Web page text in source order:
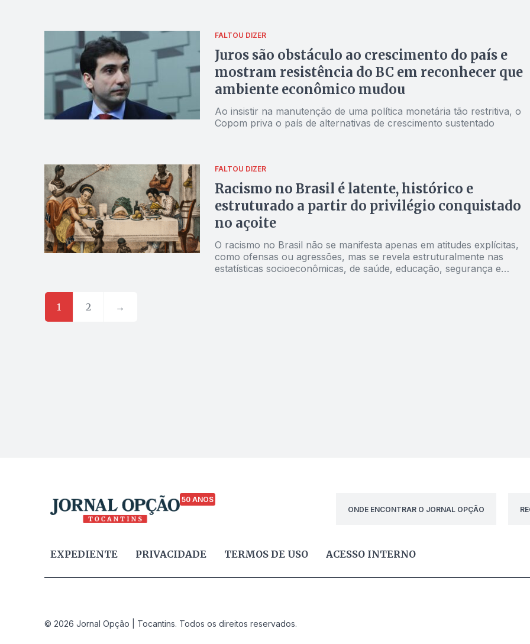
FALTOU DIZER
Juros são obstáculo ao crescimento do país e
mostram resistência do BC em reconhecer que
ambiente econômico mudou
Ao insistir na manutenção de uma política monetária tão restritiva, o
Copom priva o país de alternativas de crescimento sustentado
FALTOU DIZER
Racismo no Brasil é latente, histórico e
estruturado a partir do privilégio conquistado
no açoite
O racismo no Brasil não se manifesta apenas em atitudes explícitas,
como ofensas ou agressões, mas se revela estruturalmente nas
estatísticas socioeconômicas, de saúde, educação, segurança e
1 2 →
50 ANOS
ONDE ENCONTRAR O JORNAL OPÇÃO
EXPEDIENTE PRIVACIDADE TERMOS DE USO ACESSO INTERNO
© 2026 Jornal Opção | Tocantins. Todos os direitos reservados.